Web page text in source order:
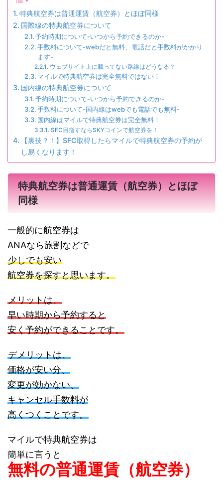
特典航空券は普通運賃（航空券）とほぼ同様
国際線の特典航空券について
予約時期について-いつから予約できるのか-
手数料について-webだと無料、電話だと手数料がかかり
ます-
ウェブサイト上に載ってない路線はどうなる？
マイルで特典航空券は完全無料ではない！
国内線の特典航空券について
予約時期について-いつから予約できるのか-
手数料について-国内線はwebでも電話でも無料-
国内線はマイルで特典航空券は完全無料！
SFC目指すならSKYコインで航空券を！
【裏技？！】SFC取得したらマイルで特典航空券の予約が
し易くなります！
特典航空券は普通運賃（航空券）とほぼ
同様
一般的に航空券は
ANAなら旅割などで
少しでも安い
航空券を探すと思います。
メリットは、
早い時期から予約すると
安く予約ができることです。
デメリットは、
価格が安い分、
変更が効かない、
キャンセル手数料が
高くつくことです。
マイルで特典航空券は
簡単に言うと
無料の普通運賃（航空券）